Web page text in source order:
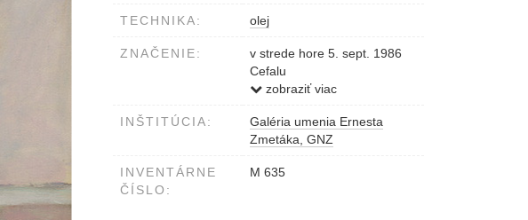
TECHNIKA: olej
ZNAČENIE:
v strede hore 5. sept. 1986
Cefalu
vpravo hore Zmeták
zobraziť viac
INŠTITÚCIA:
Galéria umenia Ernesta
Zmetáka, GNZ
INVENTÁRNE
ČÍSLO:
M 635